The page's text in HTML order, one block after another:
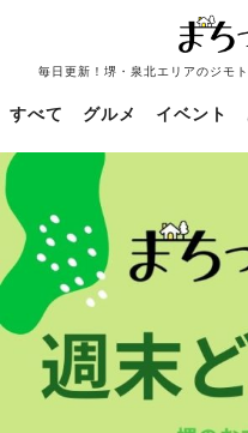
毎日更新！堺・泉北エリアのジモ
すべて グルメ イベント